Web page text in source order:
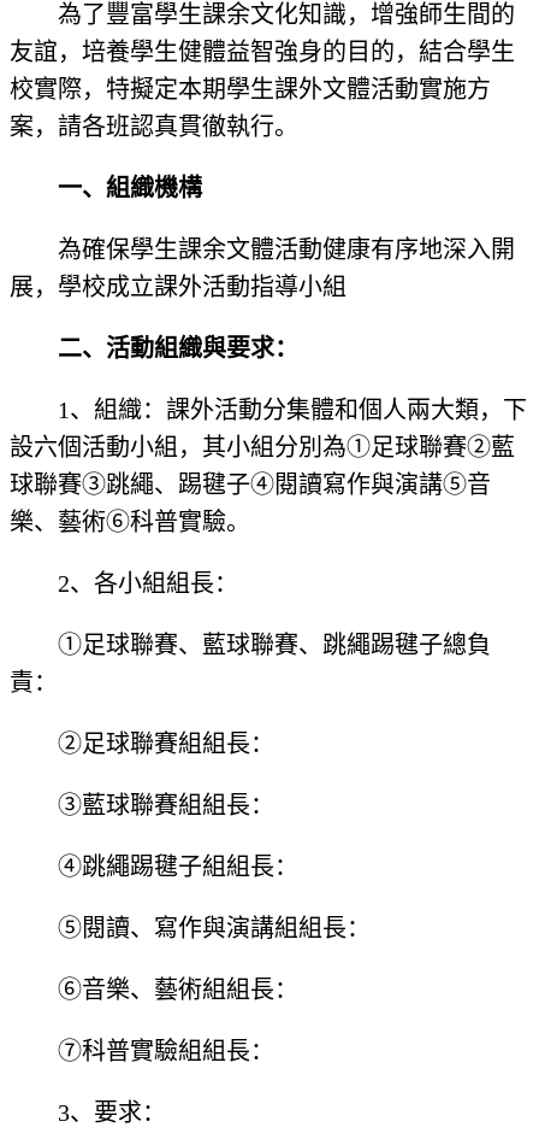
為了豐富學生課余文化知識，增強師生間的
友誼，培養學生健體益智強身的目的，結合學生
校實際，特擬定本期學生課外文體活動實施方
案，請各班認真貫徹執行。
一、組織機構
為確保學生課余文體活動健康有序地深入開
展，學校成立課外活動指導小組
二、活動組織與要求：
1、組織：課外活動分集體和個人兩大類，下
設六個活動小組，其小組分別為①足球聯賽②藍
球聯賽③跳繩、踢毽子④閱讀寫作與演講⑤音
樂、藝術⑥科普實驗。
2、各小組組長：
①足球聯賽、藍球聯賽、跳繩踢毽子總負
責：
②足球聯賽組組長：
③藍球聯賽組組長：
④跳繩踢毽子組組長：
⑤閱讀、寫作與演講組組長：
⑥音樂、藝術組組長：
⑦科普實驗組組長：
3、要求：